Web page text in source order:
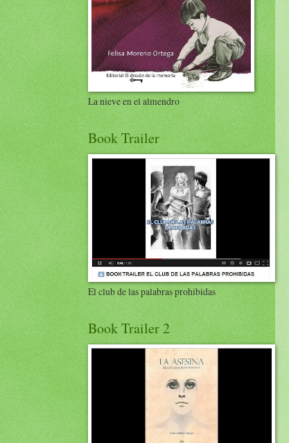
La nieve en el almendro
Book Trailer
El club de las palabras prohibidas
Book Trailer 2